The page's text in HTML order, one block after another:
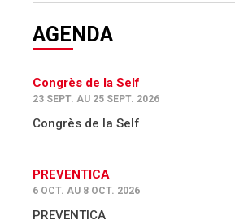
AGENDA
Congrès de la Self
23 SEPT. AU 25 SEPT. 2026
Congrès de la Self
PREVENTICA
6 OCT. AU 8 OCT. 2026
PREVENTICA